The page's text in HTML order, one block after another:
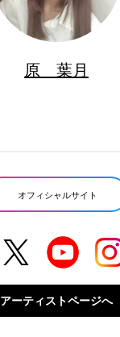
原 葉月
オフィシャルサイト
アーティストページへ